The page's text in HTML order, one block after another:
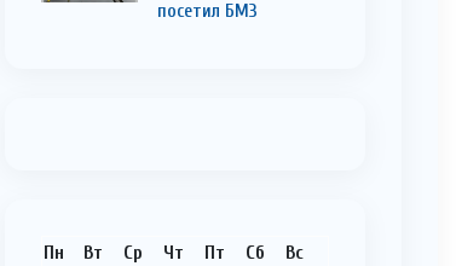
посетил БМЗ
Пн Вт Ср Чт Пт Сб Вс